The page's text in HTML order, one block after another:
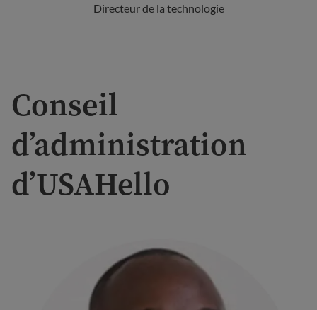
Directeur de la technologie
Conseil
d’administration
d’USAHello